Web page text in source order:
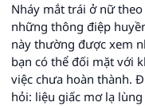
Nháy mắt trái ở nữ
những thông điệp
này thường được xem
bạn có thể đối mặt với
việc chưa hoàn thành.
hỏi: liệu giấc mơ lạ